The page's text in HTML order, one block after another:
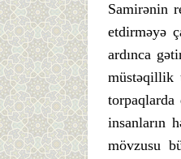
Samirənin
etdirməyə
ardınca
müstəqillik
torpaqlarda
insanların
mövzusu